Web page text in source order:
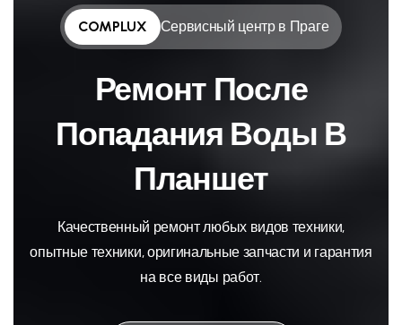
COMPLUX Сервисный центр в Праге
Ремонт После
Попадания Воды В
Планшет
Качественный ремонт любых видов техники,
опытные техники, оригинальные запчасти и гарантия
на все виды работ.